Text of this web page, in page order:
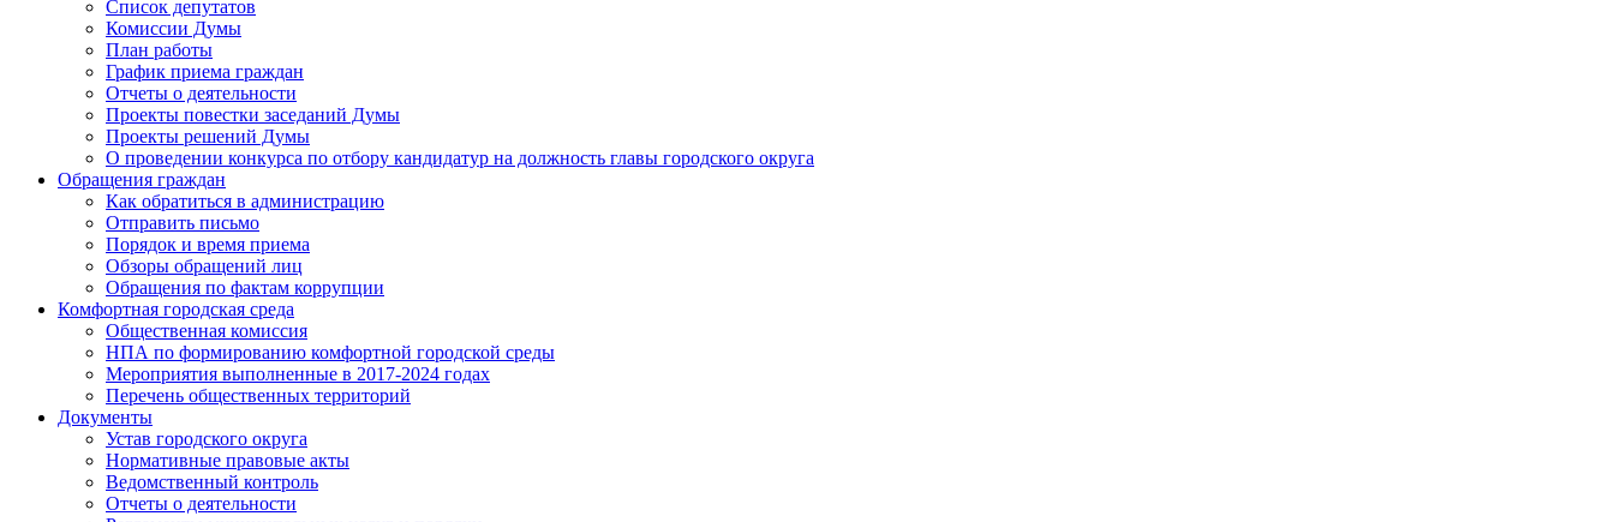
Список депутатов
Комиссии Думы
План работы
График приема граждан
Отчеты о деятельности
Проекты повестки заседаний Думы
Проекты решений Думы
О проведении конкурса по отбору кандидатур на должность главы городского округа
Обращения граждан
Как обратиться в администрацию
Отправить письмо
Порядок и время приема
Обзоры обращений лиц
Обращения по фактам коррупции
Комфортная городская среда
Общественная комиссия
НПА по формированию комфортной городской среды
Мероприятия выполненные в 2017-2024 годах
Перечень общественных территорий
Документы
Устав городского округа
Нормативные правовые акты
Ведомственный контроль
Отчеты о деятельности